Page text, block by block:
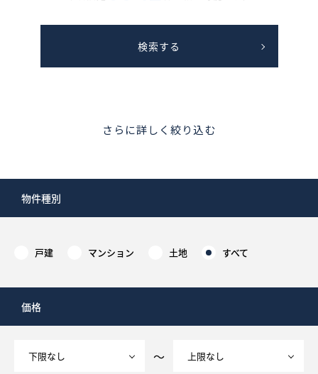
検索する
さらに詳しく絞り込む
物件種別
戸建 マンション 土地 すべて
価格
～